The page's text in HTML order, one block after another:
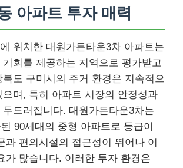
아파트 투자 매력
위치한 대원가든타운3차 아파트는
회를 제공하는 지역으로 평가받고
도 구미시의 주거 환경은 지속적으
으며, 특히 아파트 시장의 안정성과
드러집니다. 대원가든타운3차는
90세대의 중형 아파트로 등급이
과 편의시설의 접근성이 뛰어나 이
가 많습니다. 이러한 투자 환경은